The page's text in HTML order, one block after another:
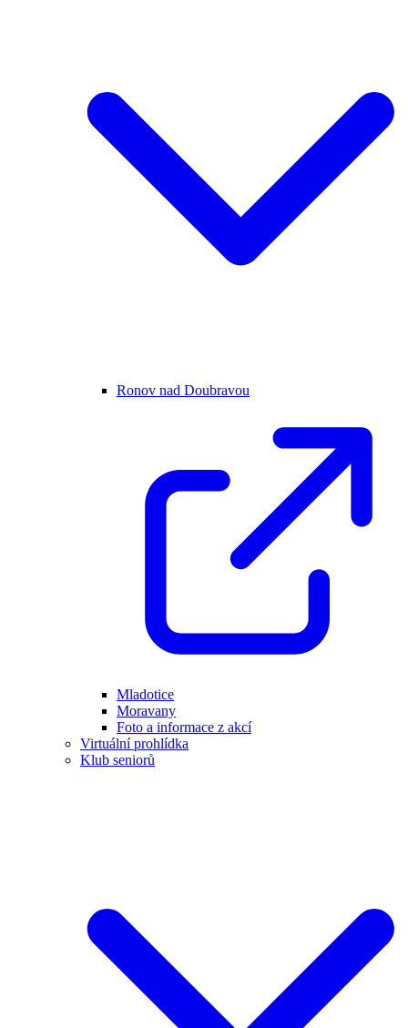
Ronov nad Doubravou
Mladotice
Moravany
Foto a informace z akcí
Virtuální prohlídka
Klub seniorů